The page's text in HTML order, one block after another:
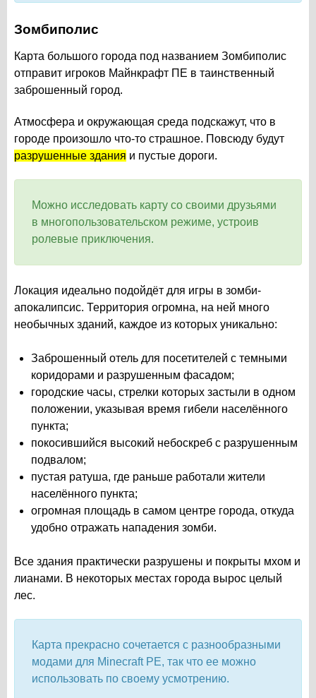
Зомбиполис
Карта большого города под названием Зомбиполис
отправит игроков Майнкрафт ПЕ в таинственный
заброшенный город.
Атмосфера и окружающая среда подскажут, что в
городе произошло что-то страшное. Повсюду будут
разрушенные здания и пустые дороги.
Можно исследовать карту со своими друзьями
в многопользовательском режиме, устроив
ролевые приключения.
Локация идеально подойдёт для игры в зомби-
апокалипсис. Территория огромна, на ней много
необычных зданий, каждое из которых уникально:
Заброшенный отель для посетителей с темными
коридорами и разрушенным фасадом;
городские часы, стрелки которых застыли в одном
положении, указывая время гибели населённого
пункта;
покосившийся высокий небоскреб с разрушенным
подвалом;
пустая ратуша, где раньше работали жители
населённого пункта;
огромная площадь в самом центре города, откуда
удобно отражать нападения зомби.
Все здания практически разрушены и покрыты мхом и
лианами. В некоторых местах города вырос целый
лес.
Карта прекрасно сочетается с разнообразными
модами для Minecraft PE, так что ее можно
использовать по своему усмотрению.